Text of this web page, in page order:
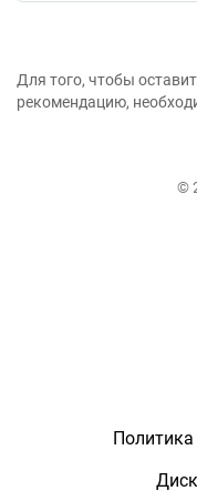
Для того, чтобы
рекомендацию,
©